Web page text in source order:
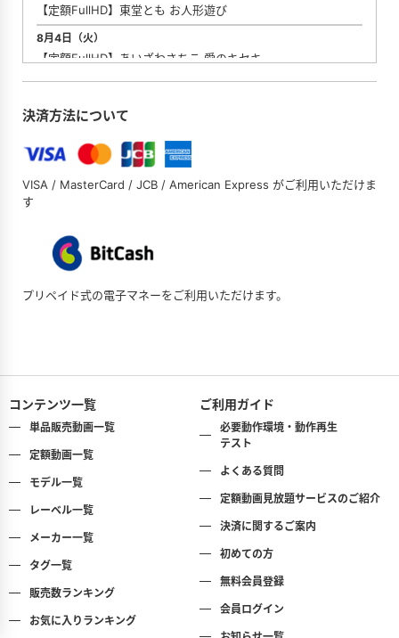
【定額FullHD】東堂とも お人形遊び
8月4日（火）
【定額FullHD】あいざわさちこ 愛のキセキ
8月18日（火）
【定額FullHD】やしろじゅり。 癒やされ天使
【定額FullHD】浅倉れいか 恋人はれいれい
8月18日（火）
8月25日（火）
【定額FullHD】星野琴 琴のコト
8月25日（火）
ン』【FullHD】
決済方法について
VISA / MasterCard / JCB / American Express がご利用いただけま
す
プリペイド式の電子マネーをご利用いただけます。
コンテンツ一覧
単品販売動画一覧
定額動画一覧
モデル一覧
レーベル一覧
メーカー一覧
タグ一覧
販売数ランキング
お気に入りランキング
ご利用ガイド
必要動作環境・動作再生
テスト
よくある質問
定額動画見放題サービスのご紹介
決済に関するご案内
初めての方
無料会員登録
会員ログイン